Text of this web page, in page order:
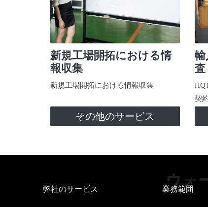
新規工場開拓における情
報収集
新規工場開拓における情報収集
その他のサービス
輸
査
契
ウォ
弊社のサービス 業務範囲